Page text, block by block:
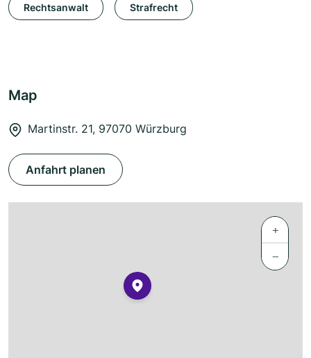
Rechtsanwalt Strafrecht
Map
Martinstr. 21, 97070 Würzburg
Anfahrt planen
+
−